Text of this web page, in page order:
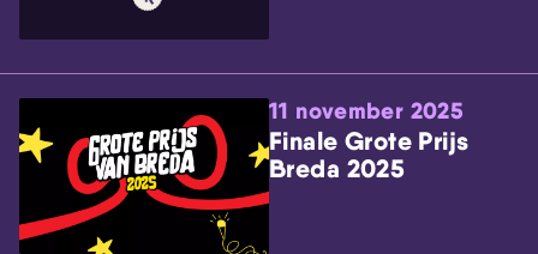
11 november 2025
Finale Grote Prijs
Breda 2025